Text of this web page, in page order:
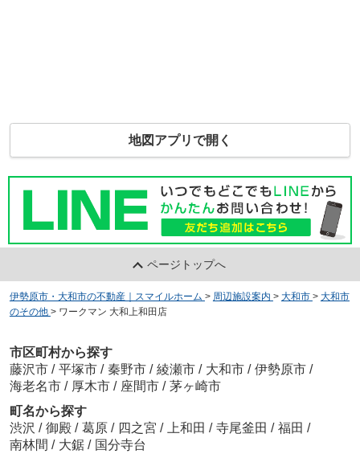
地図アプリで開く
ページトップへ
伊勢原市・大和市の不動産｜スマイルホーム > 周辺施設案内 > 大和市 > 大和市
のその他 > ワークマン 大和上和田店
市区町村から探す
藤沢市 / 平塚市 / 秦野市 / 綾瀬市 / 大和市 / 伊勢原市 /
海老名市 / 厚木市 / 座間市 / 茅ヶ崎市
町名から探す
渋沢 / 御殿 / 葛原 / 四之宮 / 上和田 / 寺尾釜田 / 福田 /
南林間 / 大鋸 / 国分寺台